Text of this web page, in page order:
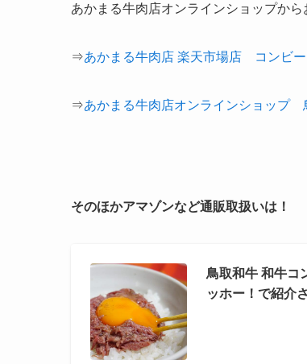
あかまる牛肉店オンラインショップから
⇒あかまる牛肉店 楽天市場店 コンビ
⇒あかまる牛肉店オンラインショップ
そのほかアマゾンなど通販取扱いは！
鳥取和牛 和牛コ
ッホー！で紹介